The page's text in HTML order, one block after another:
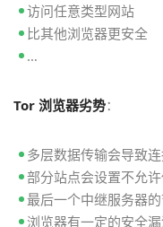
访问任意类型网站
比其他浏览器更安全
…
Tor 浏览器劣势：
多层数据传输会导致
部分站点会设置不允
最后一个中继服务器
浏览器有一定的安全